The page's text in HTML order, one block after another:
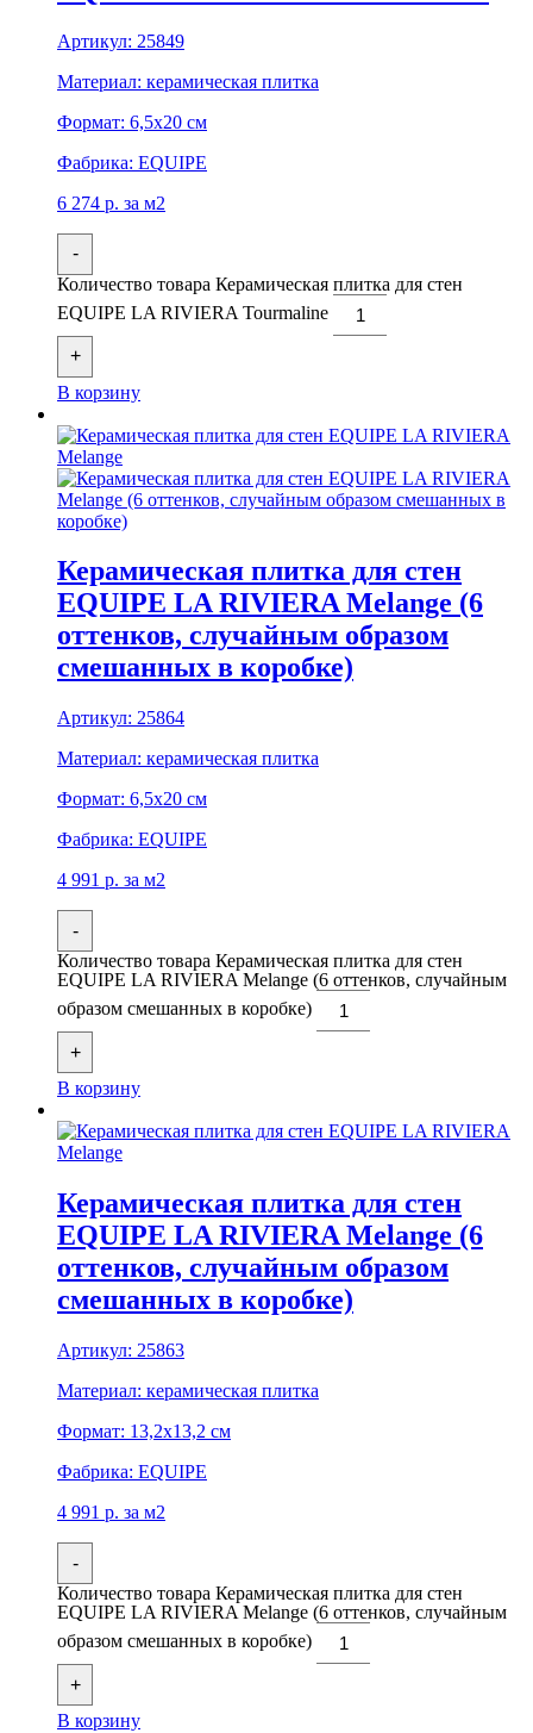
Артикул: 25849
Материал: керамическая плитка
Формат: 6,5x20 см
Фабрика: EQUIPE
6 274 р. за м2
-
Количество товара Керамическая плитка для стен
EQUIPE LA RIVIERA Tourmaline
+
В корзину
Керамическая плитка для стен
EQUIPE LA RIVIERA Melange (6
оттенков, случайным образом
смешанных в коробке)
Артикул: 25864
Материал: керамическая плитка
Формат: 6,5x20 см
Фабрика: EQUIPE
4 991 р. за м2
-
Количество товара Керамическая плитка для стен
EQUIPE LA RIVIERA Melange (6 оттенков, случайным
образом смешанных в коробке)
+
В корзину
Керамическая плитка для стен
EQUIPE LA RIVIERA Melange (6
оттенков, случайным образом
смешанных в коробке)
Артикул: 25863
Материал: керамическая плитка
Формат: 13,2x13,2 см
Фабрика: EQUIPE
4 991 р. за м2
-
Количество товара Керамическая плитка для стен
EQUIPE LA RIVIERA Melange (6 оттенков, случайным
образом смешанных в коробке)
+
В корзину